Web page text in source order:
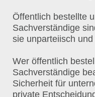
Öffentlich bestellte
Sachverständige
sie unparteiisch
Wer öffentlich
Sachverständige
Sicherheit für
private